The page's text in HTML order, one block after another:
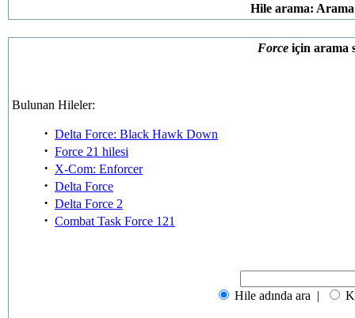
Hile arama: Arama
Force için arama
Bulunan Hileler:
· Delta Force: Black Hawk Down
· Force 21 hilesi
· X-Com: Enforcer
· Delta Force
· Delta Force 2
· Combat Task Force 121
Hile adında ara |